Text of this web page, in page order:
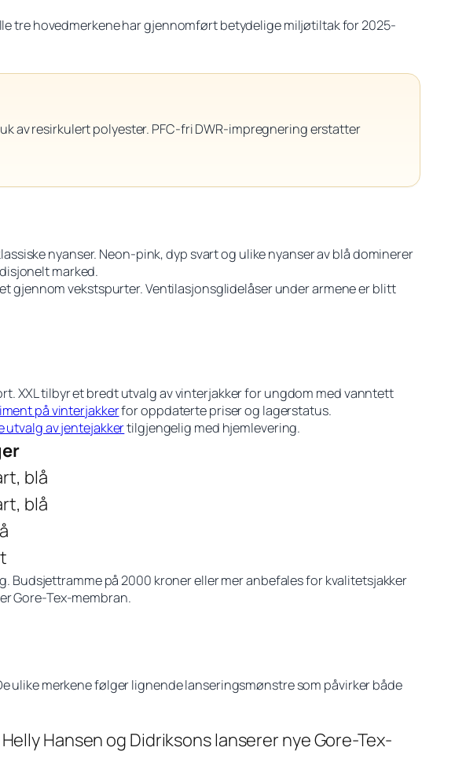
tre hovedmerkene har gjennomført betydelige miljøtiltak for 2025-
av resirkulert polyester. PFC-fri DWR-impregnering erstatter
nyanser. Neon-pink, dyp svart og ulike nyanser av blå dominerer
marked.
vekstspurter. Ventilasjonsglidelåser under armene er blitt
XXL tilbyr et bredt utvalg av vinterjakker for ungdom med vanntett
på vinterjakkerfor oppdaterte priser og lagerstatus.
utvalg av jentejakkertilgjengelig med hjemlevering.
blå
blå
Budsjettramme på 2000 kroner eller mer anbefales for kvalitetsjakker
Gore-Tex-membran.
ulike merkene følger lignende lanseringsmønstre som påvirker både
Hansen og Didriksons lanserer nye Gore-Tex-